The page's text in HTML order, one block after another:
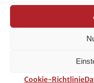
Cookie-Richtlinie
Deckel-
Deckel,
52 Liter